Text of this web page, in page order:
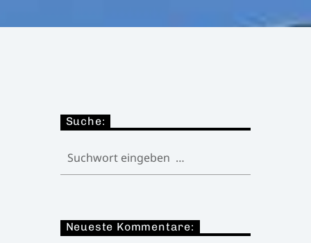
Suche:
Neueste Kommentare: